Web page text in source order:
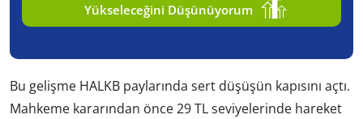
Yükseleceğini Düşünüyorum
Bu gelişme HALKB paylarında sert düşüşün kapısını açtı.
Mahkeme kararından önce 29 TL seviyelerinde hareket